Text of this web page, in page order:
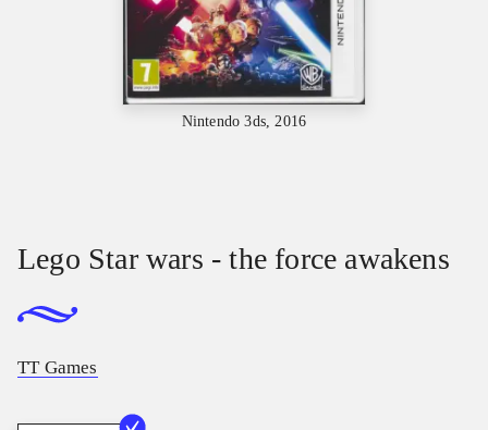
Nintendo 3ds, 2016
Lego Star wars - the force awakens
TT Games